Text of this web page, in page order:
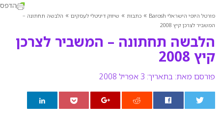
פורטל היופי הישראלי Barosh » כתבות » שיווק דיגיטלי לעסקים » הלבשה תחתונה –
המשביר לצרכן קיץ 2008
הלבשה תחתונה – המשביר לצרכן
קיץ 2008
פורסם מאת: בתאריך: 3 אפריל 2008
הדפס